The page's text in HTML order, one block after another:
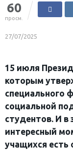
60
просм.
27/07/2025
15 июля
которым
специального
социальной
студентов. И в
интересный
учащихся есть